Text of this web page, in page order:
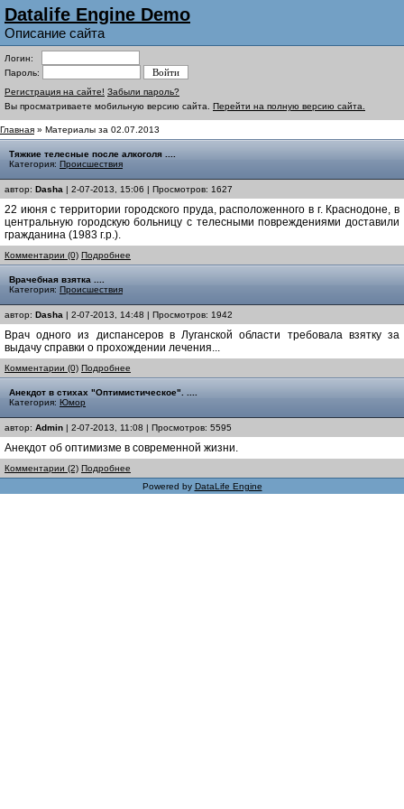
Datalife Engine Demo
Описание сайта
Логин:
Пароль:
Регистрация на сайте! Забыли пароль?
Вы просматриваете мобильную версию сайта. Перейти на полную версию сайта.
Главная » Материалы за 02.07.2013
Тяжкие телесные после алкоголя ....
Категория: Происшествия
автор: Dasha | 2-07-2013, 15:06 | Просмотров: 1627
22 июня с территории городского пруда, расположенного в г. Краснодоне, в
центральную городскую больницу с телесными повреждениями доставили
гражданина (1983 г.р.).
Комментарии (0) Подробнее
Врачебная взятка ....
Категория: Происшествия
автор: Dasha | 2-07-2013, 14:48 | Просмотров: 1942
Врач одного из диспансеров в Луганской области требовала взятку за
выдачу справки о прохождении лечения...
Комментарии (0) Подробнее
Анекдот в стихах "Оптимистическое". ....
Категория: Юмор
автор: Admin | 2-07-2013, 11:08 | Просмотров: 5595
Анекдот об оптимизме в современной жизни.
Комментарии (2) Подробнее
Powered by DataLife Engine